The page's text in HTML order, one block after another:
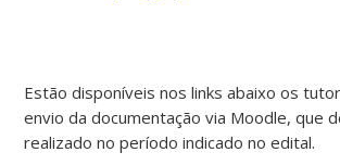
Estão disponíveis nos links abaixo os
envio da documentação via Moodle, que
realizado no período indicado no edital.